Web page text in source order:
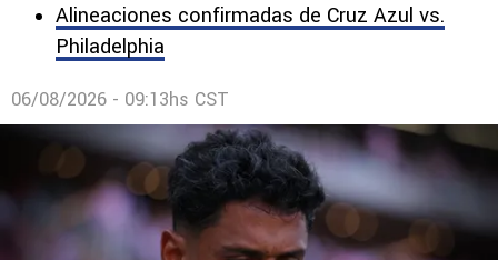
Alineaciones confirmadas de Cruz Azul vs.
Philadelphia
06/08/2026 - 09:13hs CST